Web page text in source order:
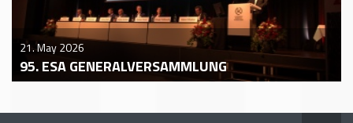
21. May 2026
95. ESA GENERALVERSAMMLUNG